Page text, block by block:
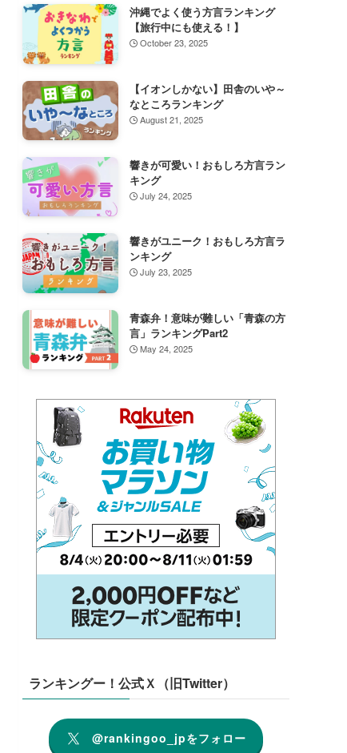
沖縄でよく使う方言ランキング
【旅行中にも使える！】
October 23, 2025
【イオンしかない】田舎のいや～
なところランキング
August 21, 2025
響きが可愛い！おもしろ方言ラン
キング
July 24, 2025
響きがユニーク！おもしろ方言ラ
ンキング
July 23, 2025
青森弁！意味が難しい「青森の方
言」ランキングPart2
May 24, 2025
ランキングー！公式Ｘ（旧Twitter）
@rankingoo_jpをフォロー